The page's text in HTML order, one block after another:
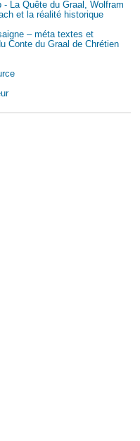
- La Quête du Graal, Wolfram
et la réalité historique
– méta textes et
Conte du Graal de Chrétien